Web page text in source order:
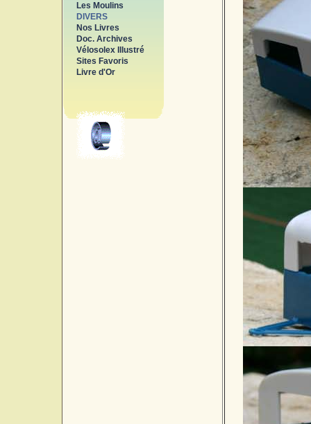
Les Moulins
DIVERS
Nos Livres
Doc. Archives
Vélosolex Illustré
Sites Favoris
Livre d'Or